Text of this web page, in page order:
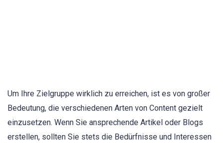
Um Ihre Zielgruppe wirklich zu erreichen, ist es von großer
Bedeutung, die verschiedenen Arten von Content gezielt
einzusetzen. Wenn Sie ansprechende Artikel oder Blogs
erstellen, sollten Sie stets die Bedürfnisse und Interessen